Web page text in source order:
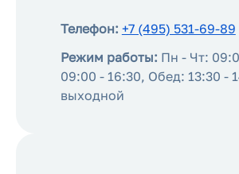
Телефон: +7 (495) 531-69-89
Режим работы: Пн - Чт:
09:00 - 16:30, Обед: 13:30 -
выходной